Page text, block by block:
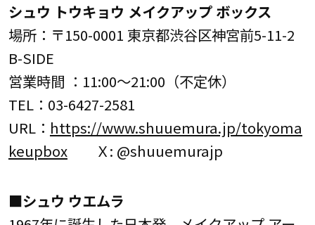
シュウ トウキョウ メイクアップ ボックス
場所：〒150-0001 東京都渋谷区神宮前5-11-2
B-SIDE
営業時間 ：11:00～21:00（不定休）
TEL：03-6427-2581
URL： https://www.shuuemura.jp/tokyoma
keupboxＸ: @shuuemurajp
■シュウ ウエムラ